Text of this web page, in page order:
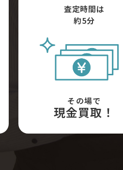
査定時間は
約5分
その場で
現金買取！